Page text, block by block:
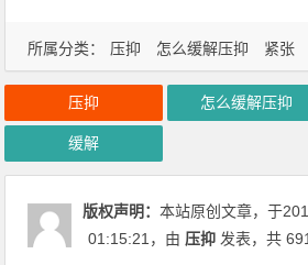
所属分类： 压抑 怎么缓解压抑 紧张
压抑 怎么缓解压抑
缓解
版权声明：本站原创文章，于
01:15:21 ，由 压抑 发表，共